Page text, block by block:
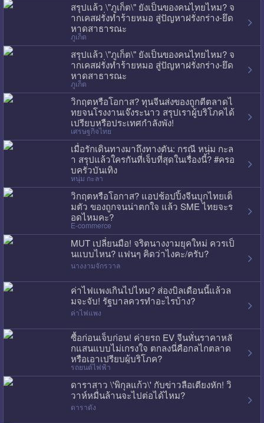
สรุปแล้ว \"ภูเก็ต\" ยังเป็นของคนไทยไหม? จ
ากเคสฝรั่งทำร้ายหมอ สู่ปัญหาฝรั่งกร่าง-ยึด
หาดสาธารณะ
ภูเก็ต
สรุปแล้ว \"ภูเก็ต\" ยังเป็นของคนไทยไหม? จ
ากเคสฝรั่งทำร้ายหมอ สู่ปัญหาฝรั่งกร่าง-ยึด
หาดสาธารณะ
ภูเก็ต
วิกฤตหรือโอกาส? ทุนจีนส่งของถูกตีตลาดไ
ทยจนโรงงานเจ๊งระนาว สรุปเราผู้บริโภคได้
เปรียบหรือประเทศกำลังพัง!
เศรษฐกิจไทย
เมื่อรักเดินทางมาถึงทางตัน: กรณี หนุ่ม กะล
า สรุปแล้วใครกันที่เจ็บที่สุดในเรื่องนี้? #ครอ
บครัวบันเทิง
หนุ่ม กะลา
วิกฤตหรือโอกาส? แอปช้อปปิ้งจีนบุกไทยเต็
มตัว ของถูกจนน่าตกใจ แล้ว SME ไทยจะร
อดไหมคะ?
E-commerce
MUT เปลี่ยนมือ! จริตนางงามยุคใหม่ ควรเป็
นแบบไหน? แฟนๆ คิดว่าไงคะ/ครับ?
นางงามจักรวาล
ค่าไฟแพงเกินไปไหม? ส่องบิลเดือนนี้แล้วล
มจะจับ! รัฐบาลควรทำอะไรบ้าง?
ค่าไฟแพง
ซื้อก่อนเจ็บก่อน! ค่ายรถ EV จีนหั่นราคาหลั
กแสนแบบไม่เกรงใจ ตกลงนี่คือกลไกตลาด
หรือเอาเปรียบผู้บริโภค?
รถยนต์ไฟฟ้า
ดาราสาว \'พิกุลแก้ว\' กับข่าวลือเตียงหัก! วิ
วาห์หมื่นล้านจะไปต่อได้ไหม?
ดาราดัง